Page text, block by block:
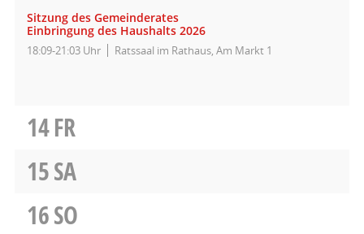
Sitzung des Gemeinderates
Einbringung des Haushalts 2026
18:09-21:03 Uhr Ratssaal im Rathaus, Am Markt 1
14FR
15SA
16SO